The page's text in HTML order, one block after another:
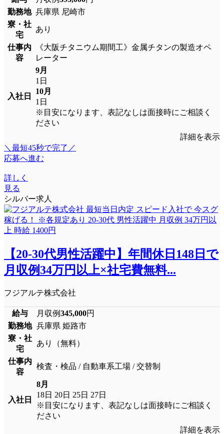
勤務地 兵庫県 尼崎市
寮・社
宅
あり
仕事内
容
《大阪チタニウム期間工》金属チタンの製造オペ
レーター
入社日
9月
1日
10月
1日
※目安になります、表記なしは面接時にご相談く
ださい
詳細を表示
＼最短45秒で完了／
応募へ進む
詳しく
見る
シルバー求人
【20-30代男性活躍中】年間休日148日で
月収例34万円以上×社宅費無料...
フジアルテ株式会社
給与 月収例345,000円
勤務地 兵庫県 姫路市
寮・社
宅
あり（無料）
仕事内
容
検査・検品 / 自動車系工場 / 交替制
入社日
8月
18日 20日 25日 27日
※目安になります、表記なしは面接時にご相談く
ださい
詳細を表示